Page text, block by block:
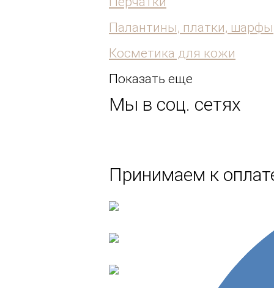
Палантины, платки, шарфы
Косметика для кожи
Показать еще
Мы в соц. сетях
Принимаем к